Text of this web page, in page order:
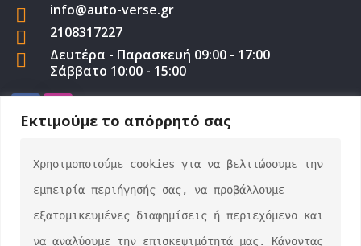
Εκτιμούμε το απόρρητό σας
Χρησιμοποιούμε cookies για να βελτιώσουμε την
εμπειρία περιήγησής σας, να προβάλλουμε
εξατομικευμένες διαφημίσεις ή περιεχόμενο και
να αναλύουμε την επισκεψιμότητά μας. Κάνοντας
info@auto-verse.gr
2108317227
Δευτέρα - Παρασκευή 09:00 - 17:00
Σάββατο 10:00 - 15:00
auto-verse.gr ©2022 | Development by George
Efstratiou